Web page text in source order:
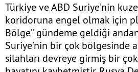
Türkiye ve ABD Suriye’nin
koridoruna engel olmak için
Bölge’’ gündeme geldiği
Suriye’nin bir çok bölgesinde
silahları devreye girmiş bir